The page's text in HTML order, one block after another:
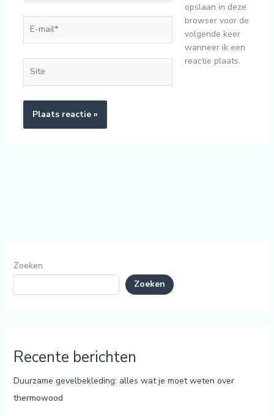
mail*
opslaan in deze
browser voor de
volgende keer
wanneer ik een
reactie plaats.
Zoeken
Zoeken
Recente berichten
Duurzame gevelbekleding: alles wat je moet weten over
thermowood